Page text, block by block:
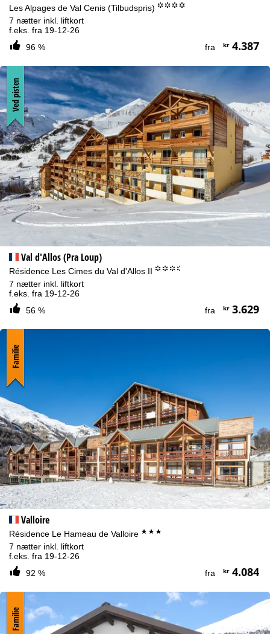
Les Alpages de Val Cenis (Tilbudspris) °°°°
7 nætter inkl. liftkort
f.eks. fra 19-12-26
96 %
fra kr4.387
Val d'Allos (Pra Loup)
Résidence Les Cimes du Val d'Allos II °°°.
7 nætter inkl. liftkort
f.eks. fra 19-12-26
56 %
fra kr3.629
Ved pisten
Valloire
Résidence Le Hameau de Valloire ***
7 nætter inkl. liftkort
f.eks. fra 19-12-26
92 %
fra kr4.084
Familie
Familie